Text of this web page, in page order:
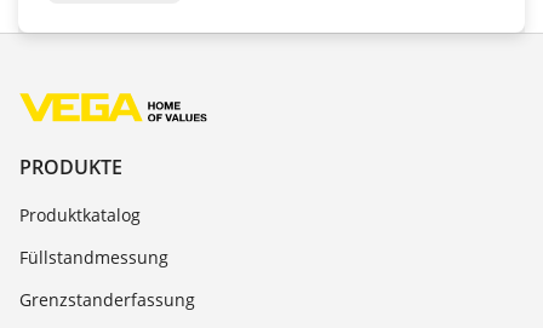
PRODUKTE
Produktkatalog
Füllstandmessung
Grenzstanderfassung